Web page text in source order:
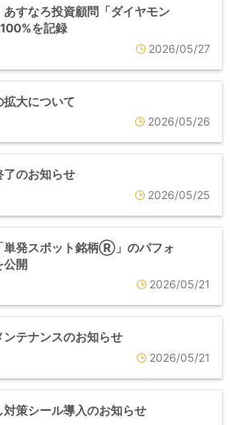
あすなろ投資顧問「ダイヤモン
を記録
2026/05/27
拡大について
2026/05/26
了のお知らせ
2026/05/25
単発スポット銘柄Ⓡ」のパフォ
公開
2026/05/21
ンテナンスのお知らせ
2026/05/21
対策シール導入のお知らせ